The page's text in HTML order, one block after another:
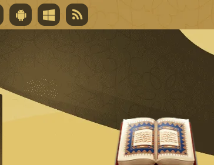
قال تعالى
المغفرة لأنها أغلى جائزة، وهي مفتاح باب العطايا التي